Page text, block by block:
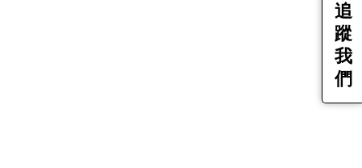
追
蹤
我
們